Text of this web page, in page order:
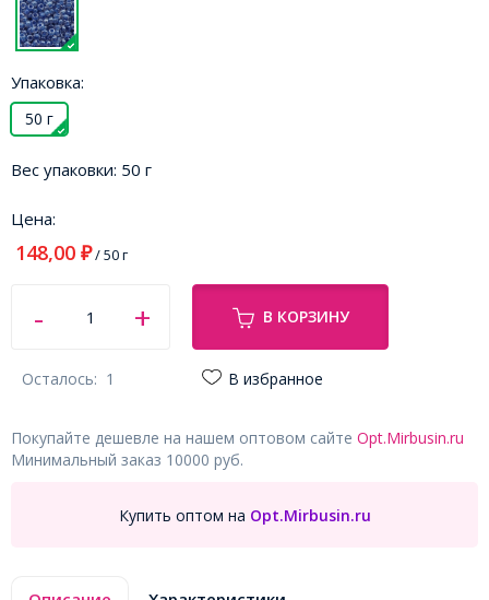
Упаковка:
50 г
Вес упаковки: 50 г
Цена:
148,00 ₽/ 50 г
В КОРЗИНУ
Осталось: 1 В избранное
Покупайте дешевле на нашем оптовом сайте Opt.Mirbusin.ru
Минимальный заказ 10000 руб.
Купить оптом на Opt.Mirbusin.ru